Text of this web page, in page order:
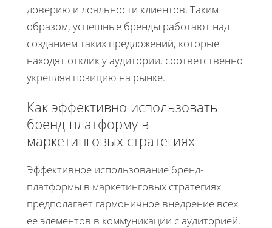
доверию и лояльности клиентов. Таким
образом, успешные бренды работают над
созданием таких предложений, которые
находят отклик у аудитории, соответственно
укрепляя позицию на рынке.
Как эффективно использовать
бренд-платформу в
маркетинговых стратегиях
Эффективное использование бренд-
платформы в маркетинговых стратегиях
предполагает гармоничное внедрение всех
ее элементов в коммуникации с аудиторией.